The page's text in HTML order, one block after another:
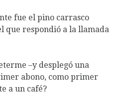
fue el pino carrasco
que respondió a la llamada
–y desplegó una
abono, como primer
a un café?